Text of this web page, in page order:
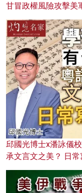
甘冒政權風險攻擊美
邱國光博士x潘詠儀
承文言文之美？ 日常